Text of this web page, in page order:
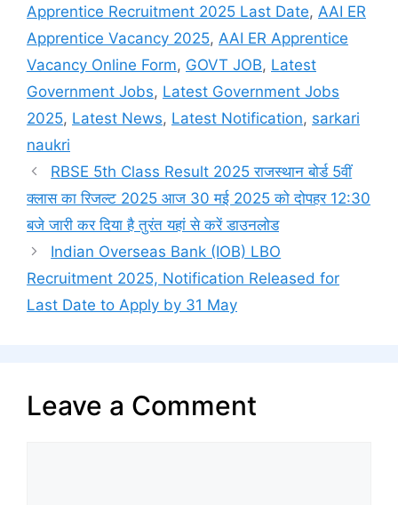
Apprentice Recruitment 2025 Last Date, AAI ER
Apprentice Vacancy 2025, AAI ER Apprentice
Vacancy Online Form, GOVT JOB, Latest
Government Jobs, Latest Government Jobs
2025, Latest News, Latest Notification, sarkari
naukri
RBSE 5th Class Result 2025 राजस्थान बोर्ड 5वीं
क्लास का रिजल्ट 2025 आज 30 मई 2025 को दोपहर 12:30
बजे जारी कर दिया है तुरंत यहां से करें डाउनलोड
Indian Overseas Bank (IOB) LBO
Recruitment 2025, Notification Released for
Last Date to Apply by 31 May
Leave a Comment